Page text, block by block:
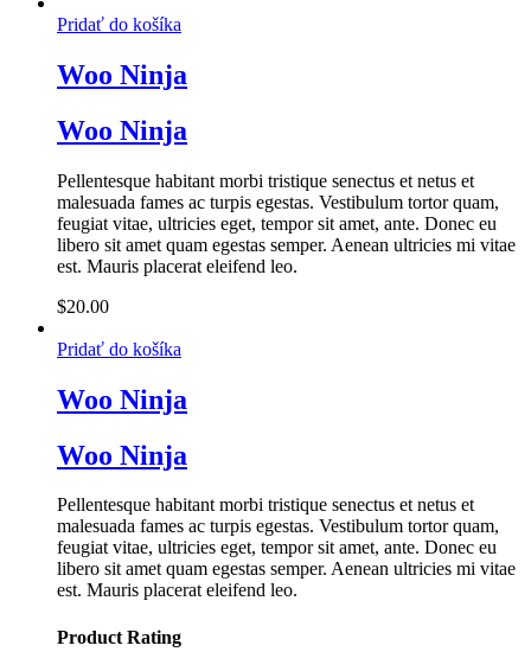
Pridať do košíka
Woo Ninja
Woo Ninja
Pellentesque habitant morbi tristique senectus et netus et
malesuada fames ac turpis egestas. Vestibulum tortor quam,
feugiat vitae, ultricies eget, tempor sit amet, ante. Donec eu
libero sit amet quam egestas semper. Aenean ultricies mi vitae
est. Mauris placerat eleifend leo.
$20.00
Pridať do košíka
Woo Ninja
Woo Ninja
Pellentesque habitant morbi tristique senectus et netus et
malesuada fames ac turpis egestas. Vestibulum tortor quam,
feugiat vitae, ultricies eget, tempor sit amet, ante. Donec eu
libero sit amet quam egestas semper. Aenean ultricies mi vitae
est. Mauris placerat eleifend leo.
Product Rating